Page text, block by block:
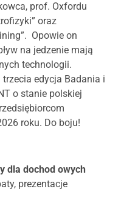
prof. Oxfordu
oraz
Opowie on
na jedzenie mają
technologii.
edycja Badania i
o stanie polskiej
roku. Do boju!
dla dochod owych
prezentacje